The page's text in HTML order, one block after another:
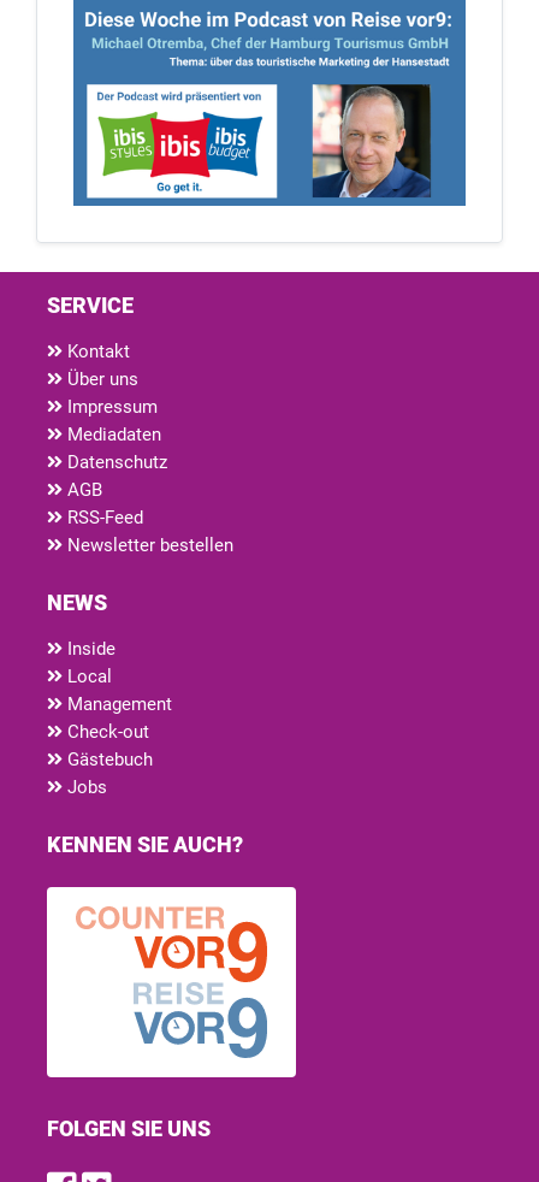
SERVICE
Kontakt
Über uns
Impressum
Mediadaten
Datenschutz
AGB
RSS-Feed
Newsletter bestellen
NEWS
Inside
Local
Management
Check-out
Gästebuch
Jobs
KENNEN SIE AUCH?
FOLGEN SIE UNS